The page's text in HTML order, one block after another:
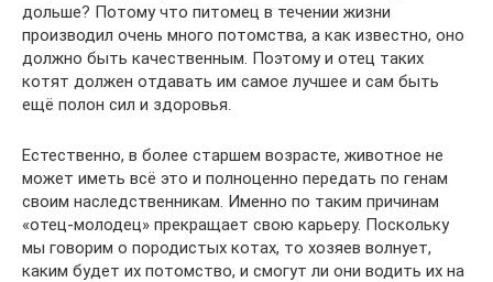
дольше? Потому что питомец в течении жизни
производил очень много потомства, а как известно, оно
должно быть качественным. Поэтому и отец таких
котят должен отдавать им самое лучшее и сам быть
ещё полон сил и здоровья.
Естественно, в более старшем возрасте, животное не
может иметь всё это и полноценно передать по генам
своим наследственникам. Именно по таким причинам
«отец-молодец» прекращает свою карьеру. Поскольку
мы говорим о породистых котах, то хозяев волнует,
каким будет их потомство, и смогут ли они водить их на